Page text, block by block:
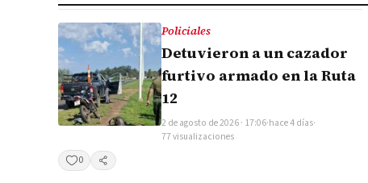
Policiales
Detuvieron a un cazador
furtivo armado en la Ruta
12
2 de agosto de 2026 · 17:06·hace 4 días·
77 visualizaciones
0
Compartir